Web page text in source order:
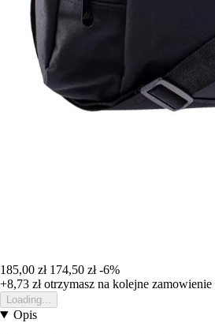
185,00 zł 174,50 zł -6%
+8,73 złotrzymasz na kolejne zamowienie
Loading...
Opis